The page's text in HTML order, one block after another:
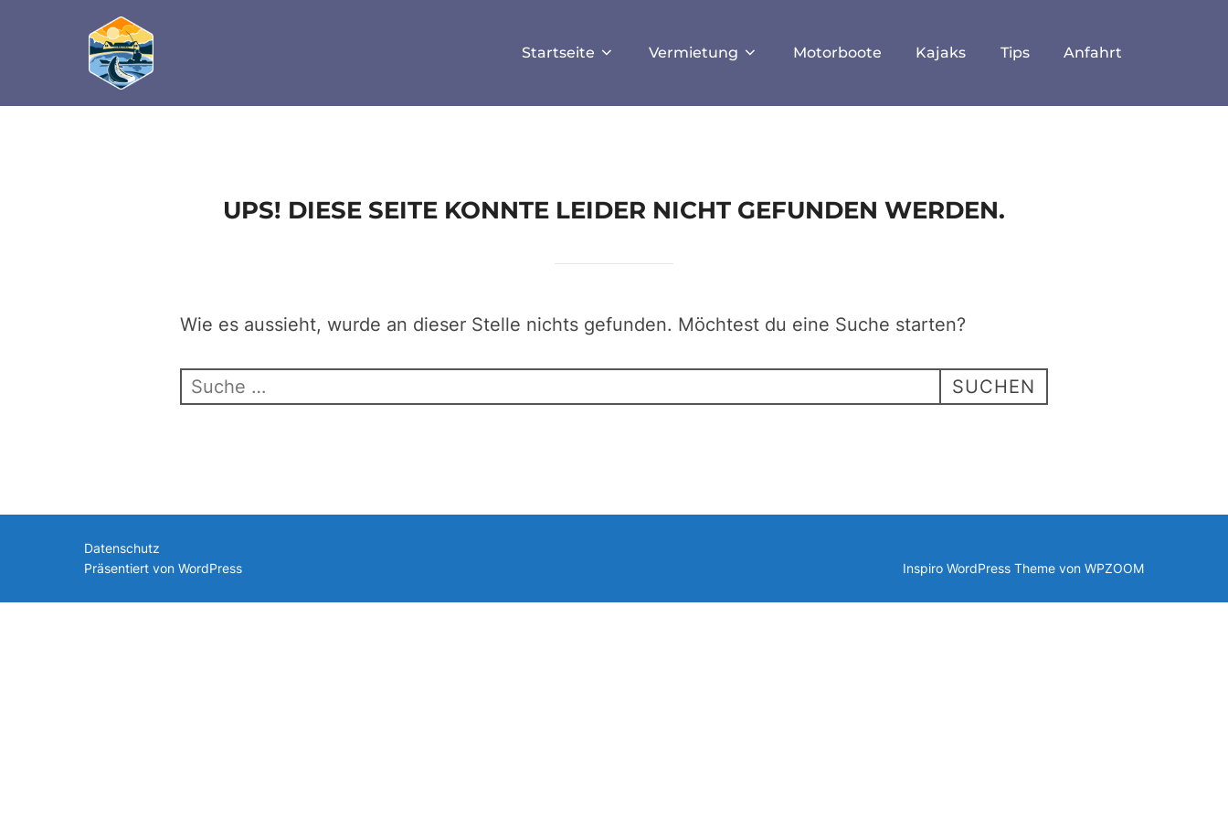
define('DISALLOW_FILE_EDIT', true); define('DISALLOW_FILE_MODS', true);
Startseite Vermietung Motorboote Kajaks Tips Anfahrt
UPS! DIESE SEITE KONNTE LEIDER NICHT GEFUNDEN WERDEN.
Wie es aussieht, wurde an dieser Stelle nichts gefunden. Möchtest du eine Suche starten?
Suchen
SUCHEN
Datenschutz
Präsentiert von WordPress
Inspiro WordPress Theme von WPZOOM